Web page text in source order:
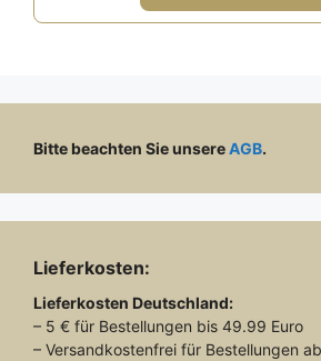
100,00
Bitte beachten Sie unsereAGB.
Lieferkosten:
Lieferkosten Deutschland:
– 5 € für Bestellungen bis 49.99 Euro
– Versandkostenfrei für Bestellungen